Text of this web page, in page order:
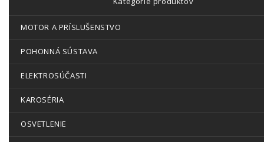
MOTOR A PRÍSLUŠENSTVO
POHONNÁ SÚSTAVA
ELEKTROSÚČASTI
KAROSÉRIA
OSVETLENIE